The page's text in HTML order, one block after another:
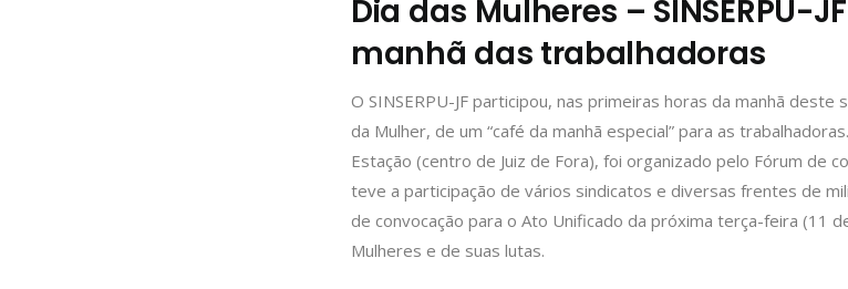
Dia das Mulheres – SINSERPU-
manhã das trabalhadoras
O SINSERPU-JF participou, nas primeiras horas da manhã deste
da Mulher, de um “café da manhã especial” para as
Estação (centro de Juiz de Fora), foi organizado pelo Fórum de
teve a participação de vários sindicatos e diversas frentes de
de convocação para o Ato Unificado da próxima terça-feira (11
Mulheres e de suas lutas.